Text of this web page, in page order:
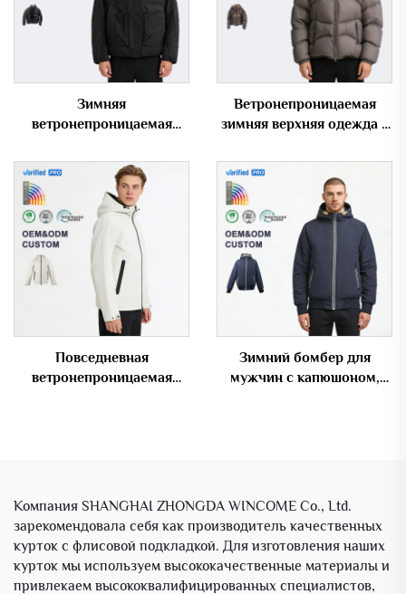
Зимняя
ветронепроницаемая
мужчин с большими
карманами и высокой
плотностью наполнителя
Ветронепроницаемая
зимняя верхняя одежда с
капюшоном, мужская
пуховая куртка
Повседневная
ветронепроницаемая
Зимний бомбер для
мужчин с капюшоном,
Компания SHANGHAI ZHONGDA WINCOME Co., Ltd.
зарекомендовала себя как производитель качественных
курток с флисовой подкладкой. Для изготовления наших
курток мы используем высококачественные материалы и
привлекаем высококвалифицированных специалистов,